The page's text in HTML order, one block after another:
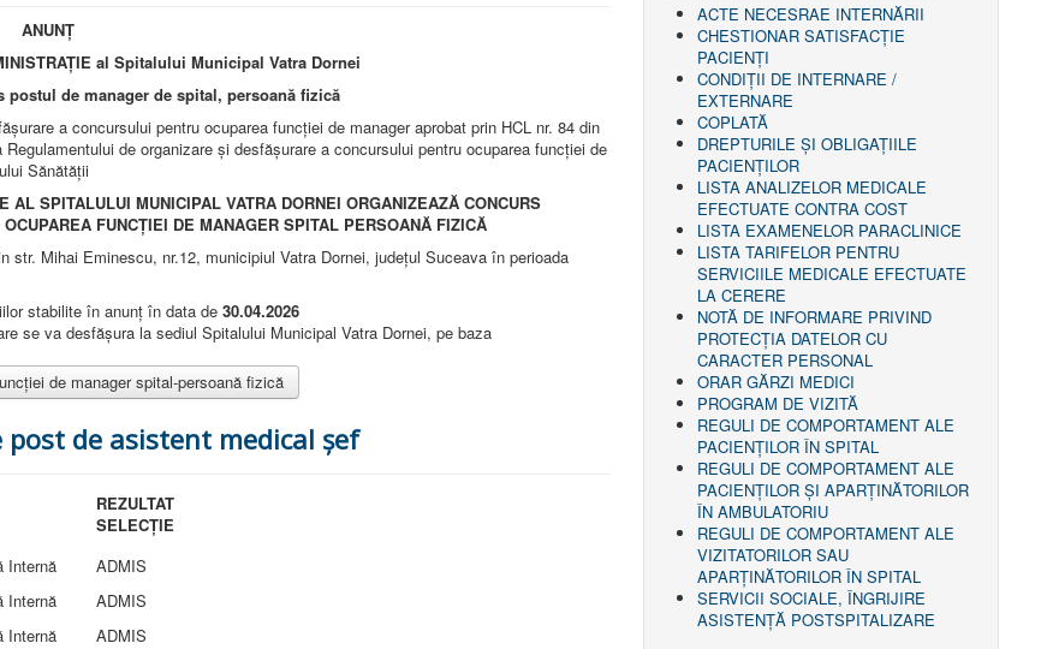
ANUNŢ
Municipal Vatra Dornei
spital, persoană fizică
a concursului pentru ocuparea funcţiei de manager aprobat prin HCL nr. 84 din
de organizare şi desfăşurare a concursului pentru ocuparea funcţiei de
Sănătății
VATRA DORNEI ORGANIZEAZĂ CONCURS
SPITAL PERSOANĂ FIZICĂ
Mihai Eminescu, nr.12, municipiul Vatra Dornei, județul Suceava în perioada
stabilite în anunţ în data de 30.04.2026
se va desfăşura la sediul Spitalului Municipal Vatra Dornei, pe baza
de manager spital-persoană fizică
post de asistent medical șef
REZULTAT
SELECȚIE
Internă
ADMIS
Internă
ADMIS
Internă ADMIS
ACTE NECESRAE INTERNĂRII
CHESTIONAR SATISFACŢIE
PACIENŢI
CONDIȚII DE INTERNARE /
EXTERNARE
COPLATĂ
DREPTURILE ŞI OBLIGAŢIILE
PACIENȚILOR
LISTA ANALIZELOR MEDICALE
EFECTUATE CONTRA COST
LISTA EXAMENELOR PARACLINICE
LISTA TARIFELOR PENTRU
SERVICIILE MEDICALE EFECTUATE
LA CERERE
NOTĂ DE INFORMARE PRIVIND
PROTECŢIA DATELOR CU
CARACTER PERSONAL
ORAR GĂRZI MEDICI
PROGRAM DE VIZITĂ
REGULI DE COMPORTAMENT ALE
PACIENȚILOR ÎN SPITAL
REGULI DE COMPORTAMENT ALE
PACIENȚILOR ȘI APARȚINĂTORILOR
ÎN AMBULATORIU
REGULI DE COMPORTAMENT ALE
VIZITATORILOR SAU
APARȚINĂTORILOR ÎN SPITAL
SERVICII SOCIALE, ÎNGRIJIRE
ASISTENŢĂ POSTSPITALIZARE